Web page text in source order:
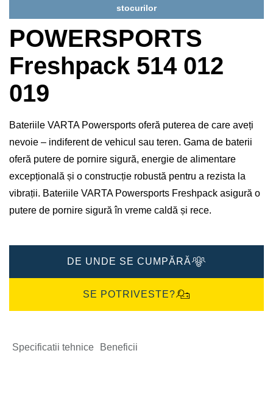
stocurilor
POWERSPORTS
Freshpack 514 012
019
Bateriile VARTA Powersports oferă puterea de care aveți
nevoie – indiferent de vehicul sau teren. Gama de baterii
oferă putere de pornire sigură, energie de alimentare
excepțională și o construcție robustă pentru a rezista la
vibrații. Bateriile VARTA Powersports Freshpack asigură o
putere de pornire sigură în vreme caldă și rece.
DE UNDE SE CUMPĂRĂ
SE POTRIVESTE?
Specificatii tehnice Beneficii